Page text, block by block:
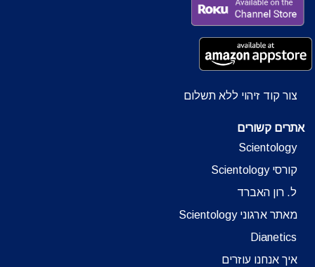
צור קוד זיהוי ללא תשלום
אתרים קשורים
Scientology
קורסי Scientology
ל. רון האברד
מאתר ארגוני Scientology
Dianetics
איך אנחנו עוזרים